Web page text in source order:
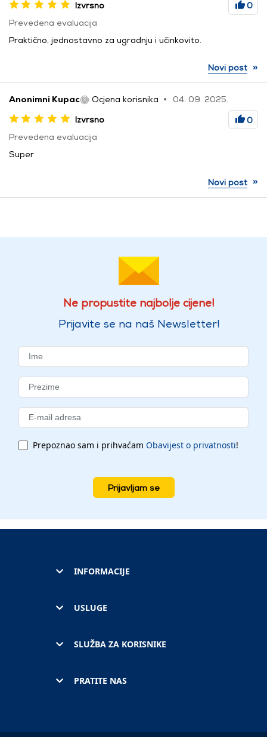
Izvrsno
0
Prevedena evaluacija
Praktično, jednostavno za ugradnju i učinkovito.
Novi post »
Anonimni Kupac Ocjena korisnika
04. 09. 2025.
Izvrsno
0
Prevedena evaluacija
Super
Novi post »
Ne propustite najbolje cijene!
Prijavite se na naš Newsletter!
Prepoznao sam i prihvaćam Obavijest o privatnosti!
Prijavljam se
INFORMACIJE
USLUGE
SLUŽBA ZA KORISNIKE
PRATITE NAS